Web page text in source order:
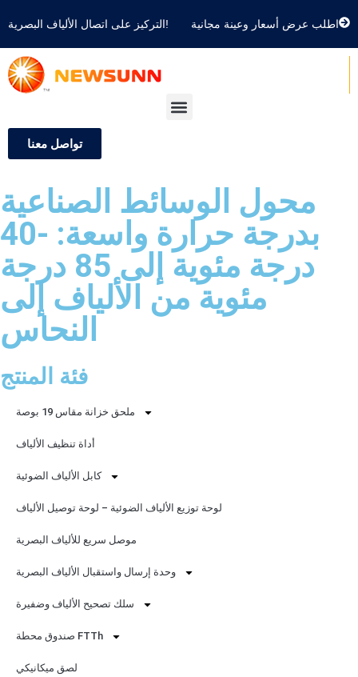
التركيز على اتصال الألياف البصرية! اطلب عرض أسعار وعينة مجانية
تواصل معنا
محول الوسائط الصناعية
بدرجة حرارة واسعة: -40
درجة مئوية إلى 85 درجة
مئوية من الألياف إلى
فئة المنتج
ملحق خزانة مقاس 19 بوصة
أداة تنظيف الألياف
كابل الألياف الضوئية
لوحة توزيع الألياف الضوئية – لوحة توصيل الألياف
موصل سريع للألياف البصرية
وحدة إرسال واستقبال الألياف البصرية
سلك تصحيح الألياف وضفيرة
صندوق محطة FTTh
لصق ميكانيكي